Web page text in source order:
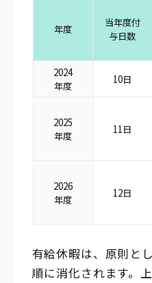
年度
当年度付
与日数
2024
年度
10日
2025
年度
11日
2026
年度
12日
有給休暇は、原則と
順に消化されます。